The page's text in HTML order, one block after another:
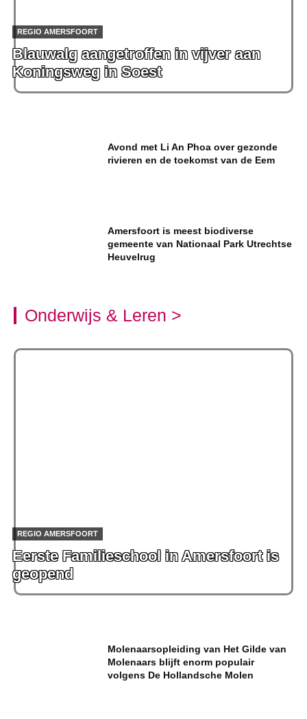
REGIO AMERSFOORT
Blauwalg aangetroffen in vijver aan
Koningsweg in Soest
Avond met Li An Phoa over gezonde
rivieren en de toekomst van de Eem
Amersfoort is meest biodiverse
gemeente van Nationaal Park Utrechtse
Heuvelrug
Onderwijs & Leren >
REGIO AMERSFOORT
Eerste Familieschool in Amersfoort is
geopend
Molenaarsopleiding van Het Gilde van
Molenaars blijft enorm populair
volgens De Hollandsche Molen